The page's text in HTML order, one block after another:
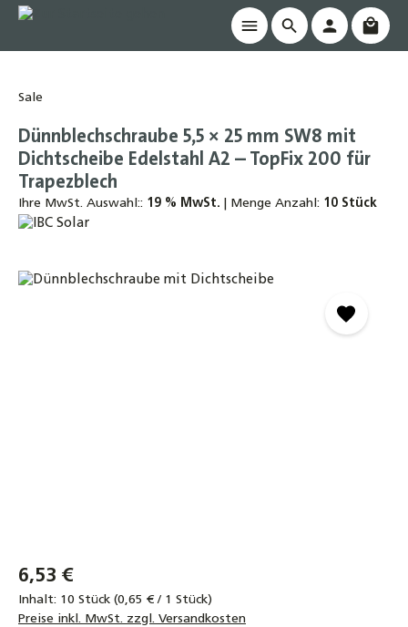
springen
Sale
Dünnblechschraube 5,5 × 25 mm SW8 mit
Dichtscheibe Edelstahl A2 – TopFix 200 für
Trapezblech
Ihre MwSt. Auswahl:: 19 % MwSt. Menge Anzahl: 10 Stück
Bildergalerie überspringen
6,53 €
Inhalt: 10 Stück (0,65 € / 1 Stück)
Preise inkl. MwSt. zzgl. Versandkosten